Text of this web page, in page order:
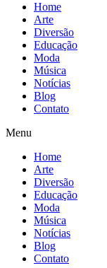
Home
Arte
Diversão
Educação
Moda
Música
Notícias
Blog
Contato
Menu
Home
Arte
Diversão
Educação
Moda
Música
Notícias
Blog
Contato